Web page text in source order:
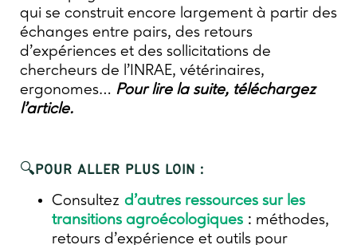
qui se construit encore largement à partir des
échanges entre pairs, des retours
d’expériences et des sollicitations de
chercheurs de l’INRAE, vétérinaires,
ergonomes… Pour lire la suite, téléchargez
l’article.
🔍POUR ALLER PLUS LOIN :
Consultez d’autres ressources sur les
transitions agroécologiques : méthodes,
retours d’expérience et outils pour